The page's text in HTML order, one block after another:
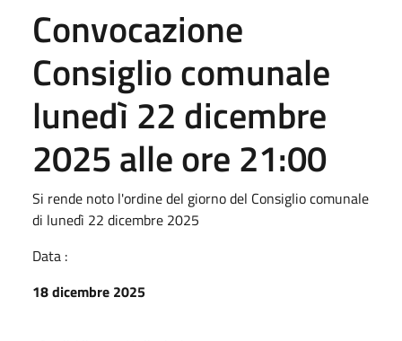
Convocazione
Consiglio comunale
lunedì 22 dicembre
2025 alle ore 21:00
Si rende noto l'ordine del giorno del Consiglio comunale
di lunedì 22 dicembre 2025
Data :
18 dicembre 2025